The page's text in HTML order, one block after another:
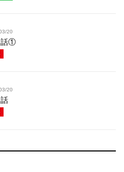
20
話①
20